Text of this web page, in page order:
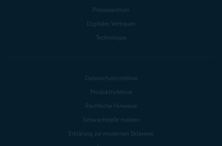
Pressezentrum
Digitales Vertrauen
Technologie
Datenschutzrichtlinie
Produktrichtlinie
Rechtliche Hinweise
Schwachstelle melden
Erklärung zur modernen Sklaverei